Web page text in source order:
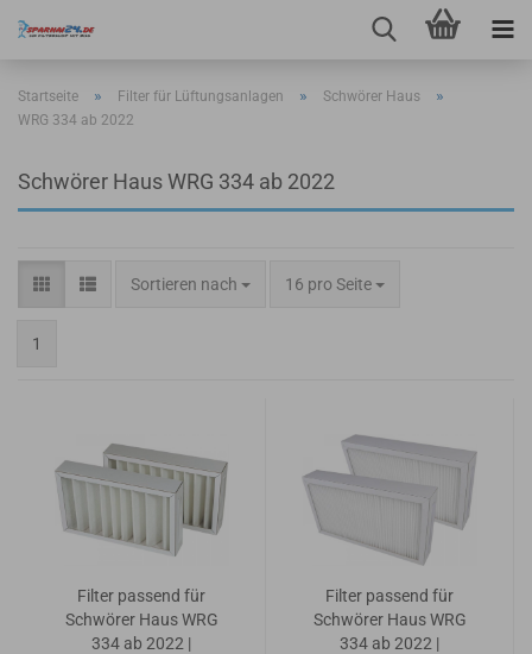
Startseite » Filter für Lüftungsanlagen » Schwörer Haus »
WRG 334 ab 2022
Schwörer Haus WRG 334 ab 2022
Sortieren nach
Sortieren nach 16 pro Seite
pro Seite
1
Filter passend für
Schwörer Haus WRG
334 ab 2022 |
Filter passend für
Schwörer Haus WRG
334 ab 2022 |